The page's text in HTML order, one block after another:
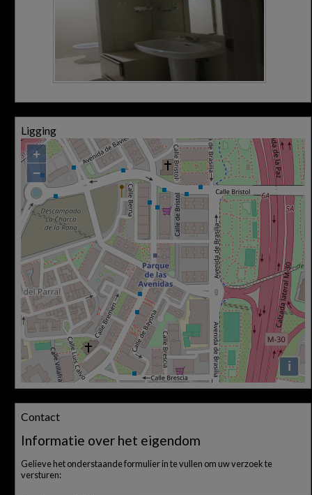
Ligging
+
−
i
Contact
Informatie over het eigendom
Gelieve het onderstaande formulier in te vullen om uw verzoek te
versturen: